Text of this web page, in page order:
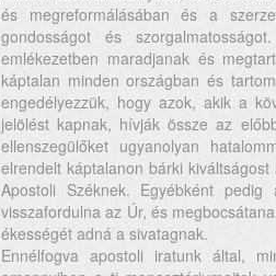
és megreformálásában és a
gondosságot és
emlékezetben maradjanak és
káptalan minden országban és
engedélyezzük, hogy azok, akik a
jelölést kapnak, hívják össze az
ellenszegülőket ugyanolyan
elrendelt káptalanon bárki
Apostoli Széknek. Egyébként
visszafordulna az Úr, és
ékességét adná a sivatagnak.
Ennélfogva apostoli iratunk által,